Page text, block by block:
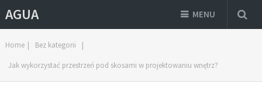
AGUA MENU
Home | Bez kategorii |
Jak wykorzystać przestrzeń pod skosami w projektowaniu wnętrz?